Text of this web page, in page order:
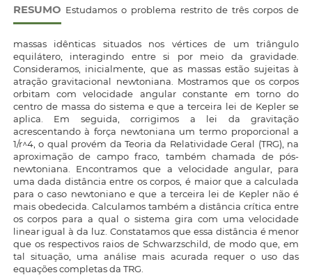
RESUMO Estudamos o problema restrito de três corpos de
massas idênticas situados nos vértices de um triângulo
equilátero, interagindo entre si por meio da gravidade.
Consideramos, inicialmente, que as massas estão sujeitas à
atração gravitacional newtoniana. Mostramos que os corpos
orbitam com velocidade angular constante em torno do
centro de massa do sistema e que a terceira lei de Kepler se
aplica. Em seguida, corrigimos a lei da gravitação
acrescentando à força newtoniana um termo proporcional a
1/r^4, o qual provém da Teoria da Relatividade Geral (TRG), na
aproximação de campo fraco, também chamada de pós-
newtoniana. Encontramos que a velocidade angular, para
uma dada distância entre os corpos, é maior que a calculada
para o caso newtoniano e que a terceira lei de Kepler não é
mais obedecida. Calculamos também a distância crítica entre
os corpos para a qual o sistema gira com uma velocidade
linear igual à da luz. Constatamos que essa distância é menor
que os respectivos raios de Schwarzschild, de modo que, em
tal situação, uma análise mais acurada requer o uso das
equações completas da TRG.